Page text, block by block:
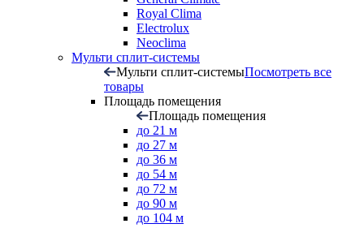
Royal Clima
Electrolux
Neoclima
Мульти сплит-системы
Мульти сплит-системыПосмотреть все
товары
Площадь помещения
Площадь помещения
до 21 м
до 27 м
до 36 м
до 54 м
до 72 м
до 90 м
до 104 м